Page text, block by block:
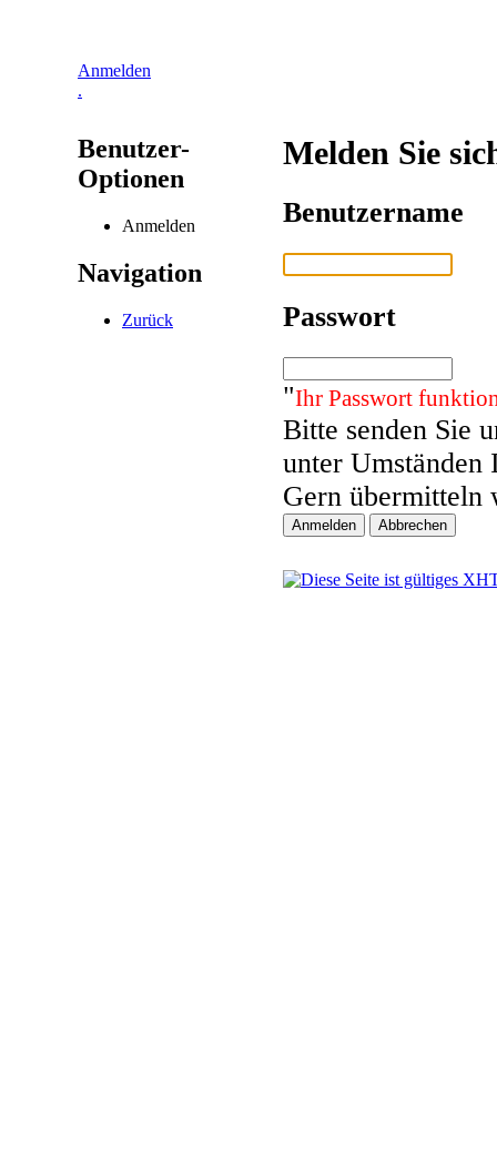
Anmelden
.
Benutzer-
Optionen
Anmelden
Navigation
Zurück
Melden Sie
Benutzername
Passwort
"Ihr Passwort
Bitte senden Sie
unter Umständen
Gern übermitteln